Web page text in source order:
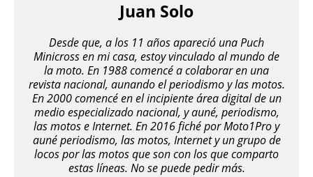
Juan Solo
Desde que, a los 11 años apareció una Puch
Minicross en mi casa, estoy vinculado al mundo de
la moto. En 1988 comencé a colaborar en una
revista nacional, aunando el periodismo y las motos.
En 2000 comencé en el incipiente área digital de un
medio especializado nacional, y auné, periodismo,
las motos e Internet. En 2016 fiché por Moto1Pro y
auné periodismo, las motos, Internet y un grupo de
locos por las motos que son con los que comparto
estas líneas. No se puede pedir más.